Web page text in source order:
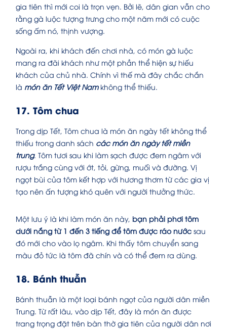
gia tiên thì mới coi là trọn vẹn. Bởi lẽ, dân gian vẫn cho
rằng gà luộc tượng trưng cho một năm mới có cuộc
sống ấm nó, thịnh vượng.
Ngoài ra, khi khách đến chơi nhà, có món gà luộc
mang ra đãi khách như một phần thể hiện sự hiếu
khách của chủ nhà. Chính vì thế mà đây chắc chắn
là món ăn Tết Việt Namkhông thể thiếu.
17. Tôm chua
Trong dịp Tết, Tôm chua là món ăn ngày tết không thể
thiếu trong danh sách các món ăn ngày tết miền
trung. Tôm tươi sau khi làm sạch được đem ngâm với
rượu trắng cùng với ớt, tỏi, gừng, muối và đường. Vị
ngọt bùi của tôm kết hợp với hương thơm từ các gia vị
tạo nên ấn tượng khó quên với người thưởng thức.
Một lưu ý là khi làm món ăn này, bạn phải phơi tôm
dưới nắng từ 1 đến 3 tiếng để tôm được ráo nước sau
đó mới cho vào lọ ngâm. Khi thấy tôm chuyển sang
màu đỏ tức là tôm đã chín và có thể đem ra dùng.
18. Bánh thuẫn
Bánh thuẫn là một loại bánh ngọt của người dân miền
Trung. Từ rất lâu, vào dịp Tết, đây là món ăn được
trang trọng đặt trên bàn thờ gia tiên của người dân nơi